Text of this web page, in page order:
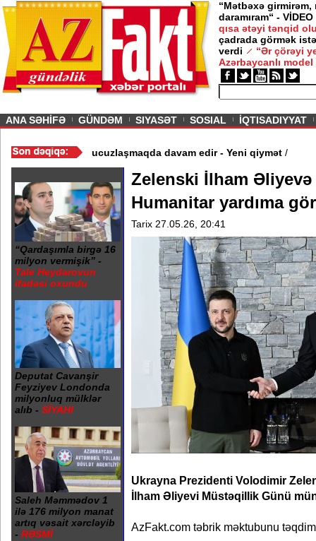
“Mətbəxə girmirəm,
daramıram“ - VİDEO
qısa ətəyi tənqid
çadrada görmək
verdi
“Ər çörəyi
Azərbaycanlı model
ANA SƏHİFƏ GÜNDƏM SIYASƏT SOSIAL İQTISADIYYAT
- Video/Azərbaycan nefti ucuzlaşmaqda davam edir - Yeni
“Qardaşımla birgə 16
milyon vermişik” -
Tale Heydərovun
ifadəsi oxundu
Deputat Cavanşir
Feyziyev Londonda
milyonluq mülklər
alıb - SİYAHI
Saleh Məmmədov 1
ilə 176 milyon manat
artıq vəsait xərcləyib
- RƏSMİ
Zelenski İlham
Humanitar yardıma
Tarix 27.05.26, 20:41
Ukrayna Prezidenti Volodimir
İlham Əliyevi Müstəqillik Günü
AzFakt.com təbrik məktubunu